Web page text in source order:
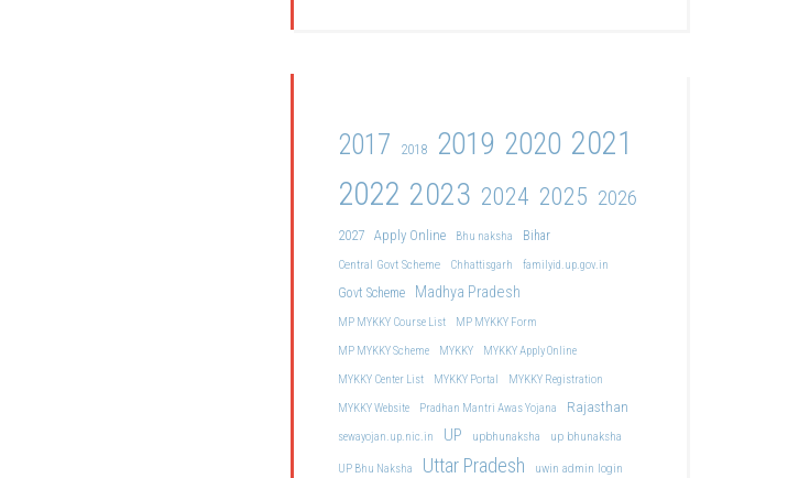
2017 2018 2019 2020 2021
2022 2023 2024 2025 2026
2027 Apply Online Bhu naksha
Bihar
Central Govt Scheme
Chhattisgarh familyid.up.gov.in
Govt Scheme Madhya Pradesh
MP MYKKY Course List
MP MYKKY Form
MP MYKKY Scheme
MYKKY
MYKKY Apply Online
MYKKY Center List
MYKKY Portal
MYKKY Registration
MYKKY Website
Pradhan Mantri Awas Yojana Rajasthan
sewayojan.up.nic.in UP upbhunaksha up bhunaksha
UP Bhu Naksha Uttar Pradesh uwin admin login